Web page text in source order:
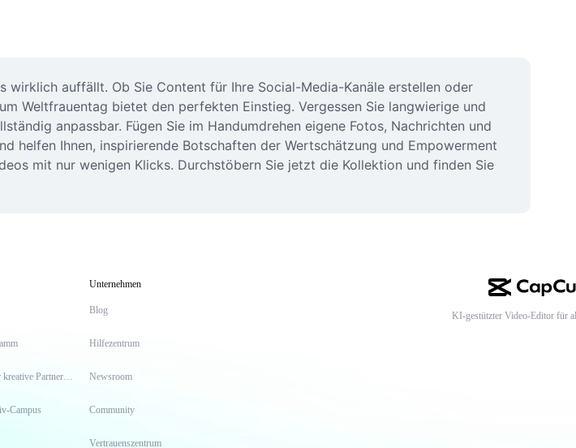
wirklich auffällt. Ob Sie Content für Ihre Social-Media-Kanäle erstellen oder
Weltfrauentag bietet den perfekten Einstieg. Vergessen Sie langwierige und
anpassbar. Fügen Sie im Handumdrehen eigene Fotos, Nachrichten und
helfen Ihnen, inspirierende Botschaften der Wertschätzung und Empowerment
mit nur wenigen Klicks. Durchstöbern Sie jetzt die Kollektion und finden Sie
Programm für kreative Partner*innen
Campus
Unternehmen
Blog
Hilfezentrum
Newsroom
Community
Vertrauenszentrum
KI-gestützter Video-Editor für